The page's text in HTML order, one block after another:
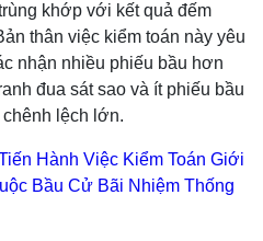
khớp với kết quả đếm
thân việc kiểm toán này yêu
nhận nhiều phiếu bầu hơn
đua sát sao và ít phiếu bầu
lệch lớn.
Hành Việc Kiểm Toán Giới
Bầu Cử Bãi Nhiệm Thống